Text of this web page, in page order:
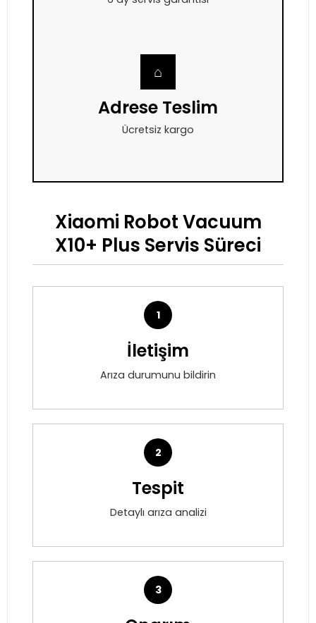
⌂
Adrese Teslim
Ücretsiz kargo
Xiaomi Robot Vacuum
X10+ Plus Servis Süreci
1
İletişim
Arıza durumunu bildirin
2
Tespit
Detaylı arıza analizi
3